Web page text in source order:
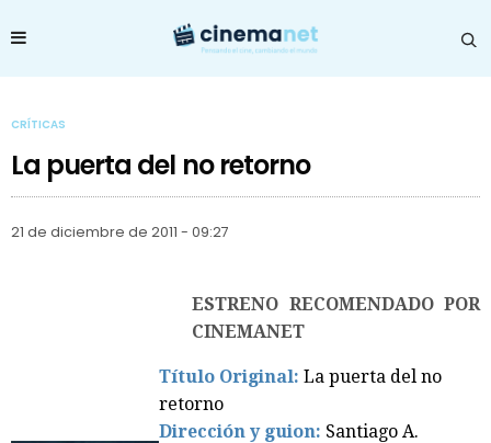
CRÍTICAS
La puerta del no retorno
21 de diciembre de 2011 - 09:27
ESTRENO RECOMENDADO POR
CINEMANET
Título Original: La puerta del no
retorno
Dirección y guion: Santiago A.